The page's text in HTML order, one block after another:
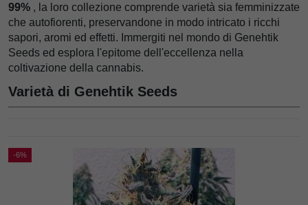
99% , la loro collezione comprende varietà sia femminizzate
che autofiorenti, preservandone in modo intricato i ricchi
sapori, aromi ed effetti. Immergiti nel mondo di Genehtik
Seeds ed esplora l'epitome dell'eccellenza nella
coltivazione della cannabis.
Varietà di Genehtik Seeds
-6%